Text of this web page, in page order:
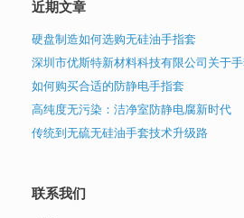
近期文章
硬盘制造如何选购无硅油手指套
深圳市优斯特新材料科技有限公司关于
如何购买合适的防静电手指套
高纯度无污染：洁净室防静电腐新时代
传统到无硫无硅油手套技术升级路
联系我们